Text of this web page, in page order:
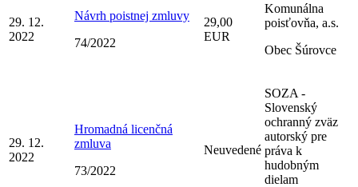
29. 12.
2022
Návrh poistnej zmluvy
74/2022
29,00
EUR
Komunálna
poisťovňa, a.s.
Obec Šúrovce
29. 12.
2022
Hromadná licenčná
zmluva
73/2022
Neuvedené
SOZA -
Slovenský
ochranný zväz
autorský pre
práva k
hudobným
dielam